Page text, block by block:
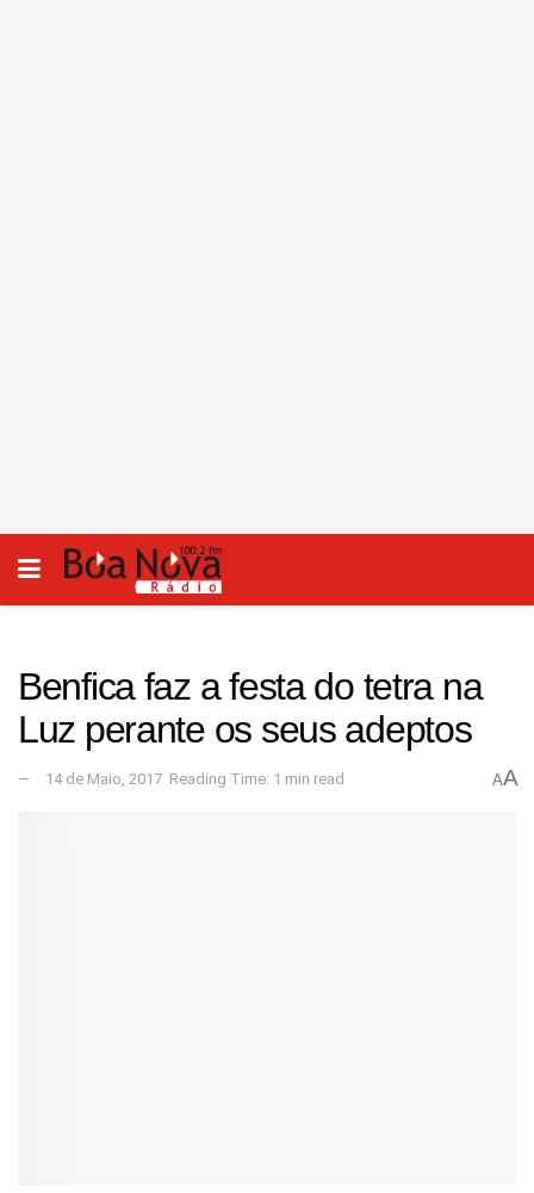
Benfica faz a festa do tetra na
Luz perante os seus adeptos
14 de Maio, 2017 Reading Time: 1 min read AA